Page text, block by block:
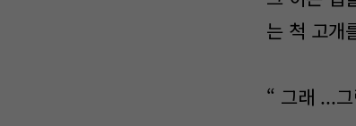
는 척 고개
“ 그래 ...